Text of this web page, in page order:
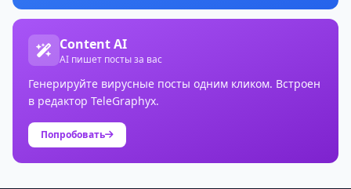
Content AI
AI пишет посты за вас
Генерируйте вирусные посты одним кликом. Встроен
в редактор TeleGraphyx.
Попробовать